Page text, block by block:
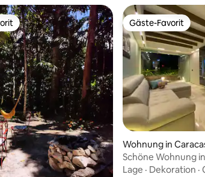
Favorit. Gäste-Favorit
Gäste-Favorit
Wohnung in
Schöne Wohnung
Mercedes
Lage · Dekoration ·